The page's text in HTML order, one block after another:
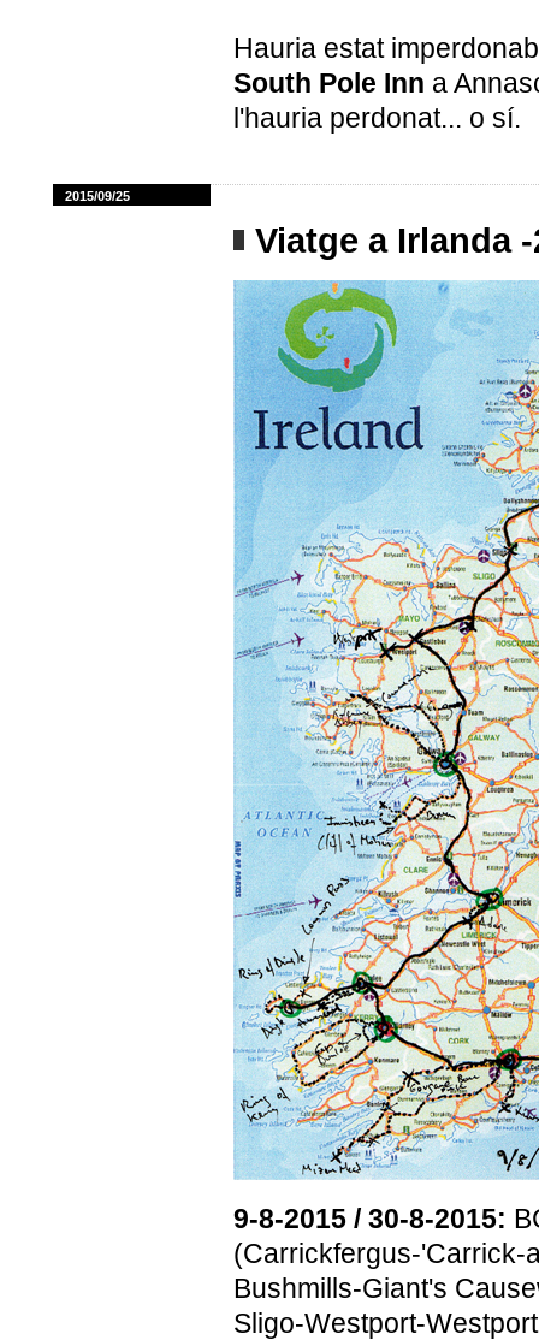
Hauria estat
South Pole Inn a
l'hauria perdonat... o sí.
2015/09/25
Viatge a Irlanda -
9-8-2015 / 30-8-2015:
(Carrickfergus-'Carrick-
Bushmills-Giant's
Sligo-Westport-